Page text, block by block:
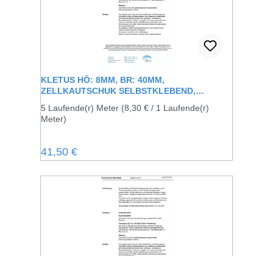
KLETUS HÖ: 8MM, BR: 40MM,
ZELLKAUTSCHUK SELBSTKLEBEND,
5 Laufende(r) Meter (8,30 € / 1 Laufende(r)
Meter)
Regulärer Preis:
41,50 €